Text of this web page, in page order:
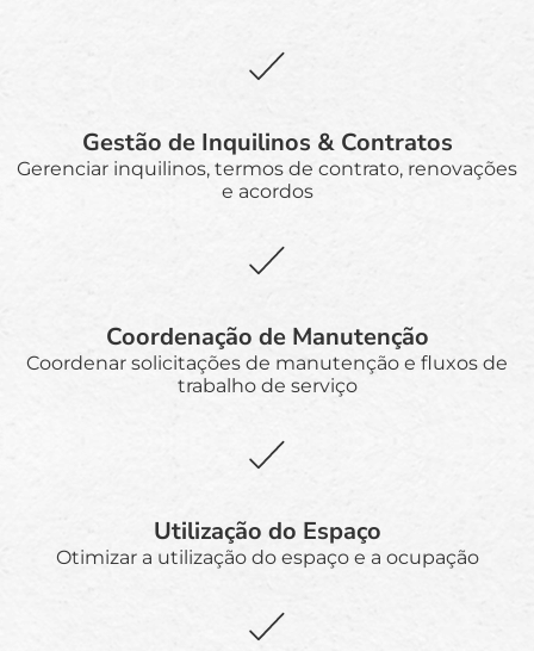
Gestão de Inquilinos & Contratos
Gerenciar inquilinos, termos de contrato, renovações
e acordos
Coordenação de Manutenção
Coordenar solicitações de manutenção e fluxos de
trabalho de serviço
Utilização do Espaço
Otimizar a utilização do espaço e a ocupação